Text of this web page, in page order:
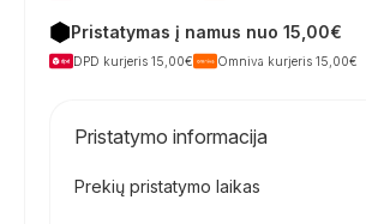
Pristatymas į namus nuo 15,00€
DPD kurjeris 15,00€ Omniva kurjeris 15,00€
Pristatymo informacija
Prekių pristatymo laikas